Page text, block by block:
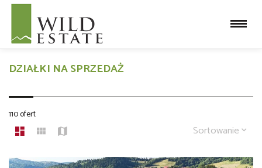
DZIAŁKI NA SPRZEDAŻ
110 ofert
Sortowanie